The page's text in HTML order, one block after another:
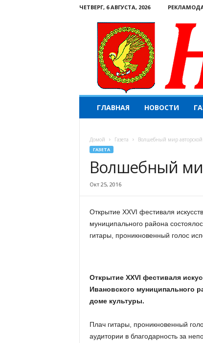
ЧЕТВЕРГ, 6 АВГУСТА, 2026
ш
ГЛАВНАЯ НОВОСТИ
Домой Газета Волшебный мир
ГАЗЕТА
Волшебный
Окт 25, 2016
Открытие XXVI фестиваля
муниципального района
гитары, проникновенный голос
Открытие XXVI фестиваля
Ивановского муниципального
доме культуры.
Плач гитары, проникновенный
аудитории в благодарность за